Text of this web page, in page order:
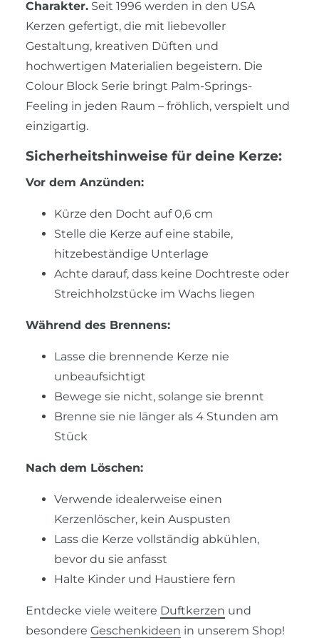
Charakter. Seit 1996 werden in den USA
Kerzen gefertigt, die mit liebevoller
Gestaltung, kreativen Düften und
hochwertigen Materialien begeistern. Die
Colour Block Serie bringt Palm-Springs-
Feeling in jeden Raum – fröhlich, verspielt und
einzigartig.
Sicherheitshinweise für deine Kerze:
Vor dem Anzünden:
Kürze den Docht auf 0,6 cm
Stelle die Kerze auf eine stabile,
hitzebeständige Unterlage
Achte darauf, dass keine Dochtreste oder
Streichholzstücke im Wachs liegen
Während des Brennens:
Lasse die brennende Kerze nie
unbeaufsichtigt
Bewege sie nicht, solange sie brennt
Brenne sie nie länger als 4 Stunden am
Stück
Nach dem Löschen:
Verwende idealerweise einen
Kerzenlöscher, kein Auspusten
Lass die Kerze vollständig abkühlen,
bevor du sie anfasst
Halte Kinder und Haustiere fern
Entdecke viele weitere Duftkerzen und
besondere Geschenkideen in unserem Shop!